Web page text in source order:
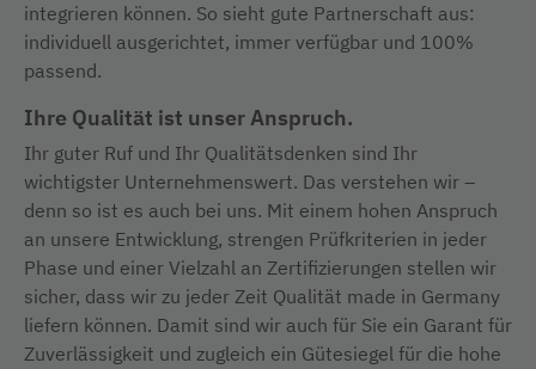
integrieren können. So sieht gute Partnerschaft aus:
individuell ausgerichtet, immer verfügbar und 100%
passend.
Ihre Qualität ist unser Anspruch.
Ihr guter Ruf und Ihr Qualitätsdenken sind Ihr
wichtigster Unternehmenswert. Das verstehen wir –
denn so ist es auch bei uns. Mit einem hohen Anspruch
an unsere Entwicklung, strengen Prüfkriterien in jeder
Phase und einer Vielzahl an Zertifizierungen stellen wir
sicher, dass wir zu jeder Zeit Qualität made in Germany
liefern können. Damit sind wir auch für Sie ein Garant für
Zuverlässigkeit und zugleich ein Gütesiegel für die hohe